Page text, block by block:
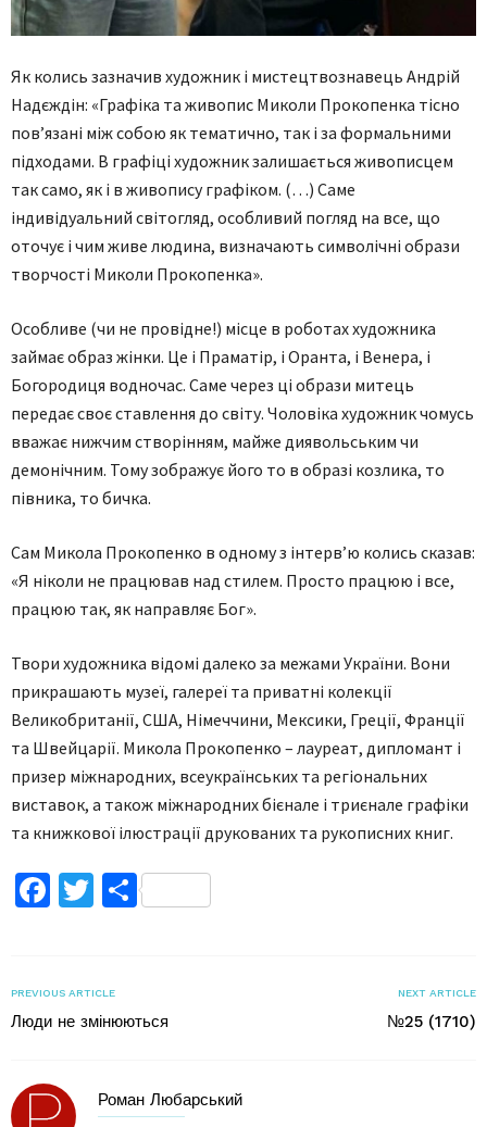
Як колись зазначив художник і мистецтвознавець Андрій
Надєждін: «Графіка та живопис Миколи Прокопенка тісно
пов’язані між собою як тематично, так і за формальними
підходами. В графіці художник залишається живописцем
так само, як і в живопису графіком. (…) Саме
індивідуальний світогляд, особливий погляд на все, що
оточує і чим живе людина, визначають символічні образи
творчості Миколи Прокопенка».
Особливе (чи не провідне!) місце в роботах художника
займає образ жінки. Це і Праматір, і Оранта, і Венера, і
Богородиця водночас. Саме через ці образи митець
передає своє ставлення до світу. Чоловіка художник чомусь
вважає нижчим створінням, майже диявольським чи
демонічним. Тому зображує його то в образі козлика, то
півника, то бичка.
Сам Микола Прокопенко в одному з інтерв’ю колись сказав:
«Я ніколи не працював над стилем. Просто працюю і все,
працюю так, як направляє Бог».
Твори художника відомі далеко за межами України. Вони
прикрашають музеї, галереї та приватні колекції
Великобританії, США, Німеччини, Мексики, Греції, Франції
та Швейцарії. Микола Прокопенко – лауреат, дипломант і
призер міжнародних, всеукраїнських та регіональних
виставок, а також міжнародних бієнале і триєнале графіки
та книжкової ілюстрації друкованих та рукописних книг.
Facebook
TwitterПоділитися
PREVIOUS ARTICLE
Люди не змінюються
NEXT ARTICLE
№25 (1710)
Роман Любарський